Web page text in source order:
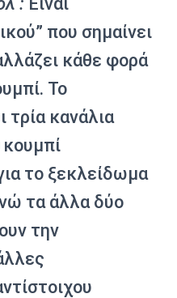
που σηµαίνει
κάθε φορά
Το
τρία κανάλια
το ξεκλείδωµα
τα άλλα δύο
την